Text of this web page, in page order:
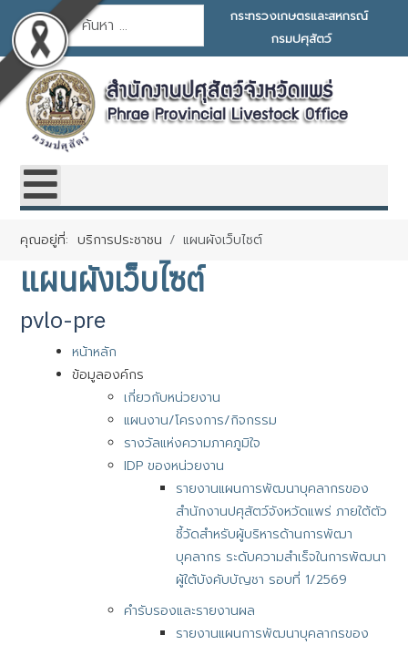
การค้นหา
กระทรวงเกษตรและสหกรณ์
กรมปศุสัตว์
คุณอยู่ที่:บริการประชาชน แผนผังเว็บไซต์
แผนผังเว็บไซต์
pvlo-pre
หน้าหลัก
ข้อมูลองค์กร
เกี่ยวกับหน่วยงาน
แผนงาน/โครงการ/กิจกรรม
รางวัลแห่งความภาคภูมิใจ
IDP ของหน่วยงาน
รายงานแผนการพัฒนาบุคลากรของ
สำนักงานปศุสัตว์จังหวัดแพร่ ภายใต้ตัว
ชี้วัดสำหรับผู้บริหารด้านการพัฒา
บุคลากร ระดับความสำเร็จในการพัฒนา
ผู้ใต้บังคับบัญชา รอบที่ 1/2569
คำรับรองและรายงานผล
รายงานแผนการพัฒนาบุคลากรของ